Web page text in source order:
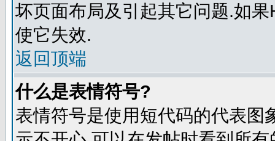
坏页面布局及引起其它问题.如
使它失效.
返回顶端
什么是表情符号?
表情符号是使用短代码的代表图